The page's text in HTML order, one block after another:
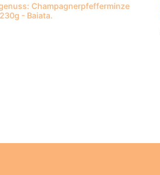
Champagnerpfefferminze
- Baiata.